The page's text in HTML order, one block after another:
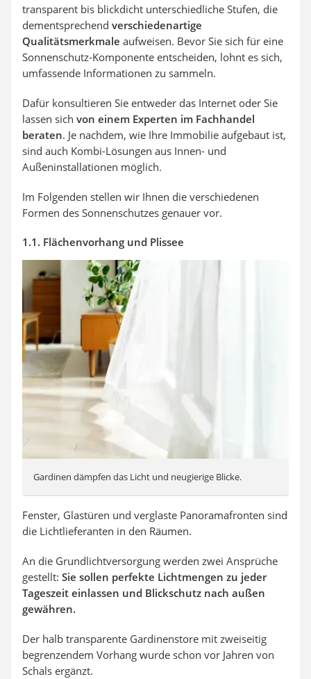
transparent bis blickdicht unterschiedliche Stufen, die
dementsprechend verschiedenartige
Qualitätsmerkmale aufweisen. Bevor Sie sich für eine
Sonnenschutz-Komponente entscheiden, lohnt es sich,
umfassende Informationen zu sammeln.
Dafür konsultieren Sie entweder das Internet oder Sie
lassen sich von einem Experten im Fachhandel
beraten. Je nachdem, wie Ihre Immobilie aufgebaut ist,
sind auch Kombi-Lösungen aus Innen- und
Außeninstallationen möglich.
Im Folgenden stellen wir Ihnen die verschiedenen
Formen des Sonnenschutzes genauer vor.
1.1. Flächenvorhang und Plissee
Gardinen dämpfen das Licht und neugierige Blicke.
Fenster, Glastüren und verglaste Panoramafronten sind
die Lichtlieferanten in den Räumen.
An die Grundlichtversorgung werden zwei Ansprüche
gestellt: Sie sollen perfekte Lichtmengen zu jeder
Tageszeit einlassen und Blickschutz nach außen
gewähren.
Der halb transparente Gardinenstore mit zweiseitig
begrenzendem Vorhang wurde schon vor Jahren von
Schals ergänzt.